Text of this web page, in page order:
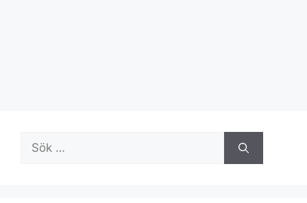
Sök
efter: